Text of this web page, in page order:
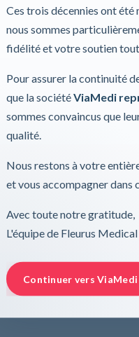
Ces trois décennies ont
nous sommes
fidélité et votre soutien
Pour assurer la continuité
que la sociétéViaMedi
sommes convaincus que
qualité.
Nous restons à votre
et vous accompagner dans
Avec toute notre gratitude,
L'équipe de Fleurus Medical
Continuer vers ViaMedi